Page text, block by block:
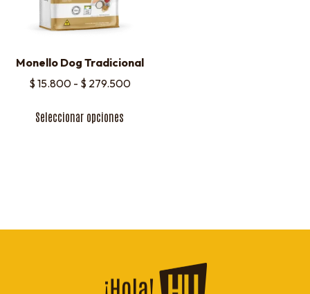
Monello Dog Tradicional
$ 15.800 - $ 279.500
Seleccionar opciones